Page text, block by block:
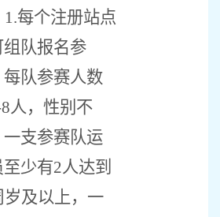
1.每个注册站点
组队报名参
每队参赛人数
人，性别不
一支参赛队运
至少有2人达到
岁及以上，一